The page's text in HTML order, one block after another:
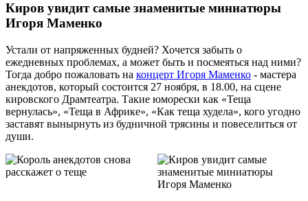
Киров увидит самые знаменитые миниатюры
Игоря Маменко
Устали от напряженных будней? Хочется забыть о
ежедневных проблемах, а может быть и посмеяться над ними?
Тогда добро пожаловать на концерт Игоря Маменко - мастера
анекдотов, который состоится 27 ноября, в 18.00, на сцене
кировского Драмтеатра. Такие юморески как «Теща
вернулась», «Теща в Африке», «Как теща худела», кого угодно
заставят вынырнуть из будничной трясины и повеселиться от
души.